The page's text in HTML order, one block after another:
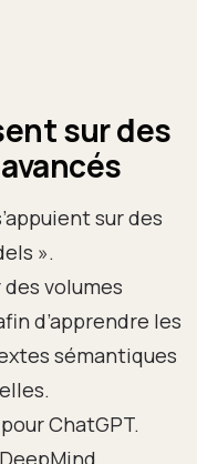
sur des
sur des
».
volumes
d’apprendre les
sémantiques
ChatGPT.